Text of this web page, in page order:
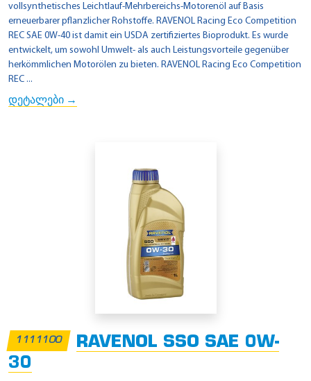
vollsynthetisches Leichtlauf-Mehrbereichs-Motorenöl auf Basis
erneuerbarer pflanzlicher Rohstoffe. RAVENOL Racing Eco Competition
REC SAE 0W-40 ist damit ein USDA zertifiziertes Bioprodukt. Es wurde
entwickelt, um sowohl Umwelt- als auch Leistungsvorteile gegenüber
herkömmlichen Motorölen zu bieten. RAVENOL Racing Eco Competition
REC ...
დეტალები →
1111100
RAVENOL SSO SAE 0W-
30